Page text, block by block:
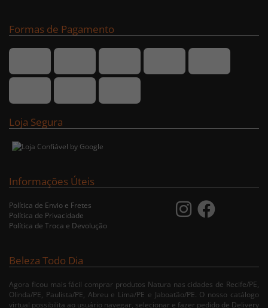
Formas de Pagamento
Loja Segura
Informações Úteis
Política de Envio e Fretes
Política de Privacidade
Política de Troca e Devolução
Beleza Todo Dia
Agora ficou mais fácil comprar produtos Natura nas cidades de Recife/PE,
Olinda/PE, Paulista/PE, Abreu e Lima/PE e Jaboatão/PE. O nosso catálogo
virtual possibilita ao usuário navegar, selecionar e fazer pedido de Delivery